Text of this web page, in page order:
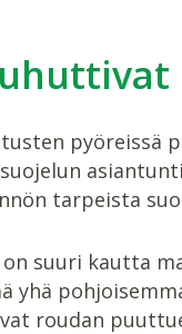
pyöreissä
tarpeista
suuri kautta
yhä
roudan